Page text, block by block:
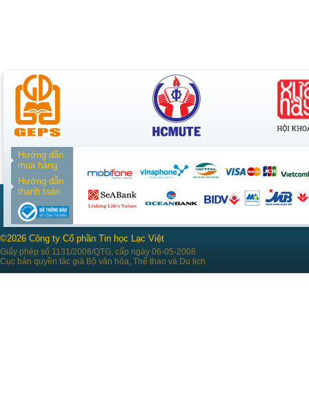
Hướng dẫn
mua hàng
Hướng dẫn
thanh toán
©2026 Công ty Cổ phần Tin học Lạc Việt
Giấy phép số 1131/2008/QTG, cấp ngày 06-05-2008
Cục bản quyền tác giả Bộ văn hóa, Thể thao và Du lịch